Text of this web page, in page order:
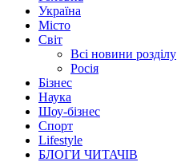
Україна
Місто
Світ
Всі новини розділу
Росія
Бізнес
Наука
Шоу-бізнес
Спорт
Lifestyle
БЛОГИ ЧИТАЧІВ